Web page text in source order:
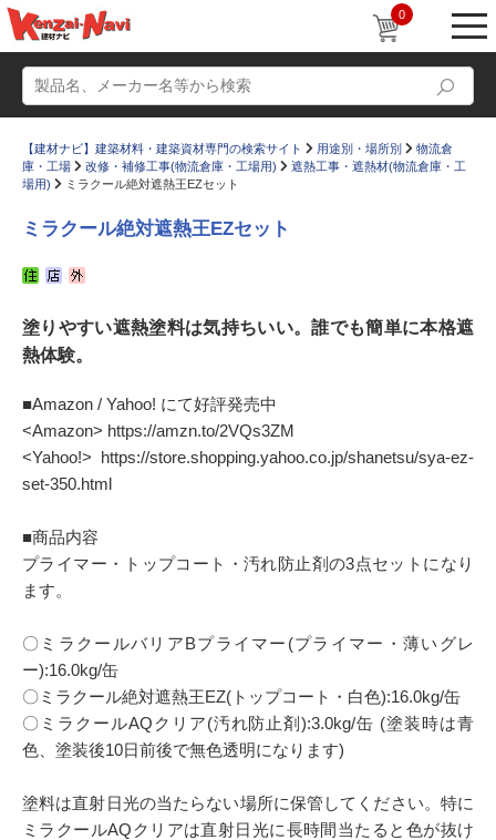
0
動画
かたなび コラム
すまいリング
Q＆A 販売・施工代理店募集
お気に入り
【建材ナビ】建築材料・建築資材専門の検索サイト 用途別・場所別
物流倉
庫・工場
改修・補修工事(物流倉庫・工場用)
遮熱工事・遮熱材(物流倉庫・工
場用)
ミラクール絶対遮熱王EZセット
ミラクール絶対遮熱王EZセット
塗りやすい遮熱塗料は気持ちいい。誰でも簡単に本格遮
熱体験。
■Amazon / Yahoo! にて好評発売中
<Amazon> https://amzn.to/2VQs3ZM
<Yahoo!> https://store.shopping.yahoo.co.jp/shanetsu/sya-ez-
set-350.html
■商品内容
プライマー・トップコート・汚れ防止剤の3点セットになり
ます。
〇ミラクールバリアBプライマー(プライマー・薄いグレ
ー):16.0kg/缶
〇ミラクール絶対遮熱王EZ(トップコート・白色):16.0kg/缶
〇ミラクールAQクリア(汚れ防止剤):3.0kg/缶 (塗装時は青
色、塗装後10日前後で無色透明になります)
塗料は直射日光の当たらない場所に保管してください。特に
ミラクールAQクリアは直射日光に長時間当たると色が抜け